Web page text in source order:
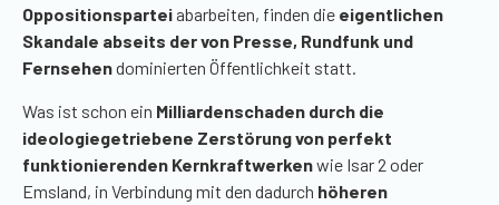
Oppositionspartei abarbeiten, finden die eigentlichen
Skandale abseits der von Presse, Rundfunk und
Fernsehendominierten Öffentlichkeit statt.
Was ist schon ein Milliardenschaden durch die
ideologiegetriebene Zerstörung von perfekt
funktionierenden Kernkraftwerkenwie Isar 2 oder
Emsland, in Verbindung mit den dadurch höheren